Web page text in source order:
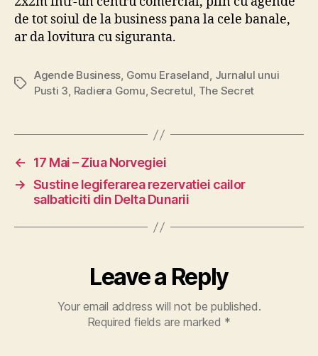
de tot soiul de la business pana la cele banale,
ar da lovitura cu siguranta.
Tags
Agende Business, Gomu Eraseland, Jurnalul unui
Pusti 3, Radiera Gomu,Secretul, The Secret
←
17 Mai – Ziua Norvegiei
→ Sustine legiferarea rezervatiei cailor
salbaticiti din Delta Dunarii
Leave a Reply
Your email address will not be published.
Required fields are marked *